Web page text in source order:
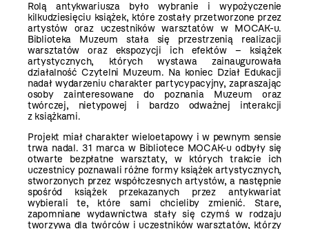
Rolą antykwariusza było wybranie i wypożyczenie
kilkudziesięciu książek, które zostały przetworzone przez
artystów oraz uczestników warsztatów w MOCAK-u.
Biblioteka Muzeum stała się przestrzenią realizacji
warsztatów oraz ekspozycji ich efektów – książek
artystycznych, których wystawa zainaugurowała
działalność Czytelni Muzeum. Na koniec Dział Edukacji
nadał wydarzeniu charakter partycypacyjny, zapraszając
osoby zainteresowane do poznania Muzeum oraz
twórczej, nietypowej i bardzo odważnej interakcji
z książkami.
Projekt miał charakter wieloetapowy i w pewnym sensie
trwa nadal. 31 marca w Bibliotece MOCAK-u odbyły się
otwarte bezpłatne warsztaty, w których trakcie ich
uczestnicy poznawali różne formy książek artystycznych,
stworzonych przez współczesnych artystów, a następnie
spośród książek przekazanych przez antykwariat
wybierali te, które sami chcieliby zmienić. Stare,
zapomniane wydawnictwa stały się czymś w rodzaju
tworzywa dla twórców i uczestników warsztatów, którzy